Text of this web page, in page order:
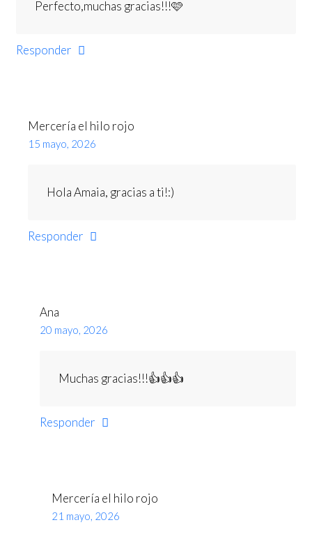
Perfecto,muchas gracias!!!🩷
Responder
Mercería el hilo rojo
15 mayo, 2026
Hola Amaia, gracias a ti!:)
Responder
Ana
20 mayo, 2026
Muchas gracias!!!👍👍👍
Responder
Mercería el hilo rojo
21 mayo, 2026